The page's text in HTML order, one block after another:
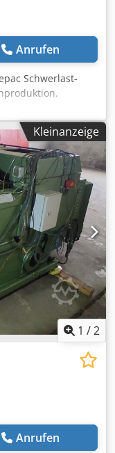
Anrufen
Schwerlast-
Kleinanzeige
1 /2
Anrufen